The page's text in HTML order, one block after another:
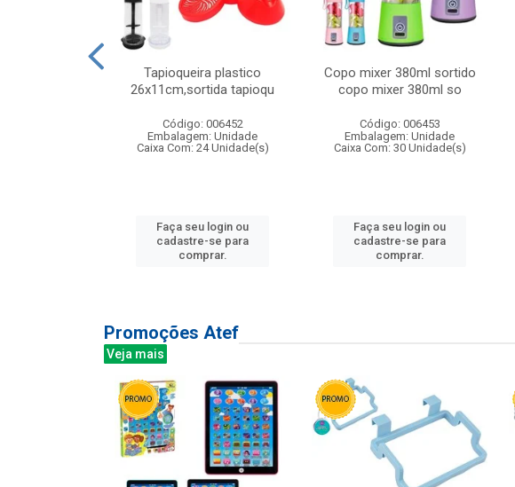
Tapioqueira plastico
26x11cm,sortida tapioqu
Código: 006452
Embalagem: Unidade
Caixa Com: 24 Unidade(s)
Faça seu login ou
cadastre-se para
comprar.
Copo mixer 380ml sortido
copo mixer 380ml so
Código: 006453
Embalagem: Unidade
Caixa Com: 30 Unidade(s)
Faça seu login ou
cadastre-se para
comprar.
Promoções Atef
Veja mais